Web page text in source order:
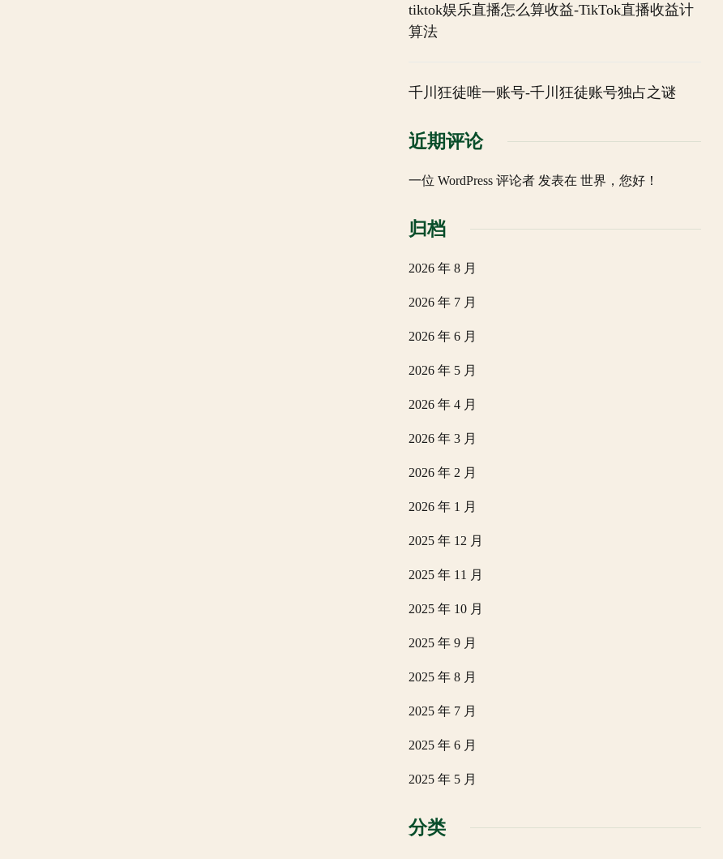
tiktok娱乐直播怎么算收益-TikTok直播收益计
算法
千川狂徒唯一账号-千川狂徒账号独占之谜
近期评论
一位 WordPress 评论者发表在 世界，您好！
归档
2026 年 8 月
2026 年 7 月
2026 年 6 月
2026 年 5 月
2026 年 4 月
2026 年 3 月
2026 年 2 月
2026 年 1 月
2025 年 12 月
2025 年 11 月
2025 年 10 月
2025 年 9 月
2025 年 8 月
2025 年 7 月
2025 年 6 月
2025 年 5 月
分类